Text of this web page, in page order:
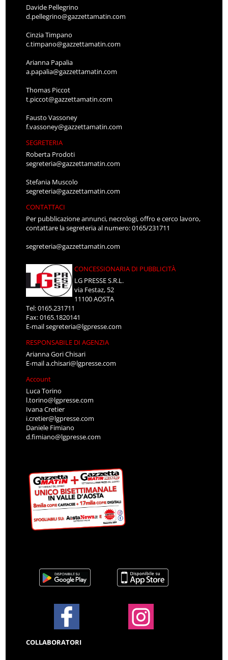
Davide Pellegrino
d.pellegrino@gazzettamatin.com
Cinzia Timpano
c.timpano@gazzettamatin.com
Arianna Papalia
a.papalia@gazzettamatin.com
Thomas Piccot
t.piccot@gazzettamatin.com
Fausto Vassoney
f.vassoney@gazzettamatin.com
SEGRETERIA
Roberta Prodoti
segreteria@gazzettamatin.com
Stefania Muscolo
segreteria@gazzettamatin.com
CONTATTACI
Per pubblicazione annunci, necrologi, offro e cerco lavoro,
contattare la segreteria al numero: 0165/231711
segreteria@gazzettamatin.com
CONCESSIONARIA DI PUBBLICITÀ
LG PRESSE S.R.L.
via Festaz, 52
11100 AOSTA
Tel: 0165.231711
Fax: 0165.1820141
E-mailsegreteria@lgpresse.com
RESPONSABILE DI AGENZIA
Arianna Gori Chisari
E-maila.chisari@lgpresse.com
Account
Luca Torino
l.torino@lgpresse.com
Ivana Cretier
i.cretier@lgpresse.com
Daniele Fimiano
d.fimiano@lgpresse.com
COLLABORATORI